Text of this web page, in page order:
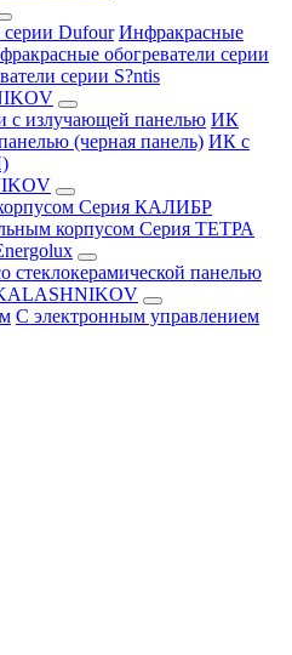
серии Dufour Инфракрасные
обогреватели серии
серии S?ntis
с излучающей панелью ИК
(черная панель) ИК с
Серия КАЛИБР
корпусом Серия ТЕТРА
стеклокерамической панелью
KALASHNIKOV
С электронным управлением